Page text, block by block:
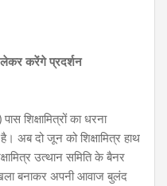
लेकर करेंगे प्रदर्शन
शिक्षामित्रों का धरना
अब दो जून को शिक्षामित्र हाथ
उत्थान समिति के बैनर
बनाकर अपनी आवाज बुलंद